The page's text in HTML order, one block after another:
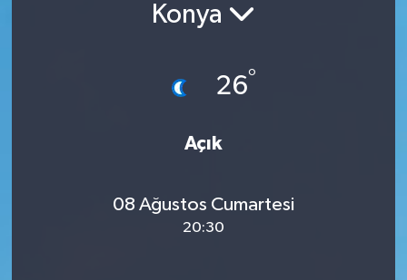
Konya
26°
Açık
08 Ağustos Cumartesi
20:30